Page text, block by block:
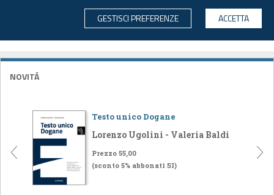
CERCA
TUTTI GLI ARTICOLI (262)
NOVITÁ
Testo unico Dogane
Lorenzo Ugolini - Valeria Baldi
Prezzo 55,00
(sconto 5% abbonati SI)
GESTISCI PREFERENZE
ACCETTA